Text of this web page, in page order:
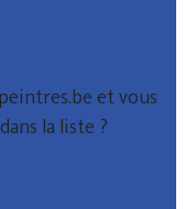
et vous
la liste ?